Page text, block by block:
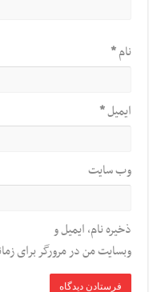
نام*
ایمیل*
وب‌ سایت
ذخیره نام، ایمیل و
وبسایت من در مرورگر برای